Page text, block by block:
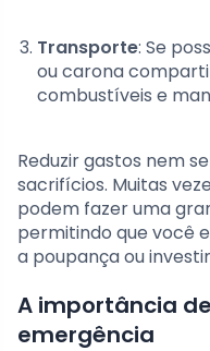
Transporte: Se
ou carona
combustíveis e
Reduzir gastos nem
sacrifícios. Muitas
podem fazer uma
permitindo que você
a poupança ou
A importância
emergência